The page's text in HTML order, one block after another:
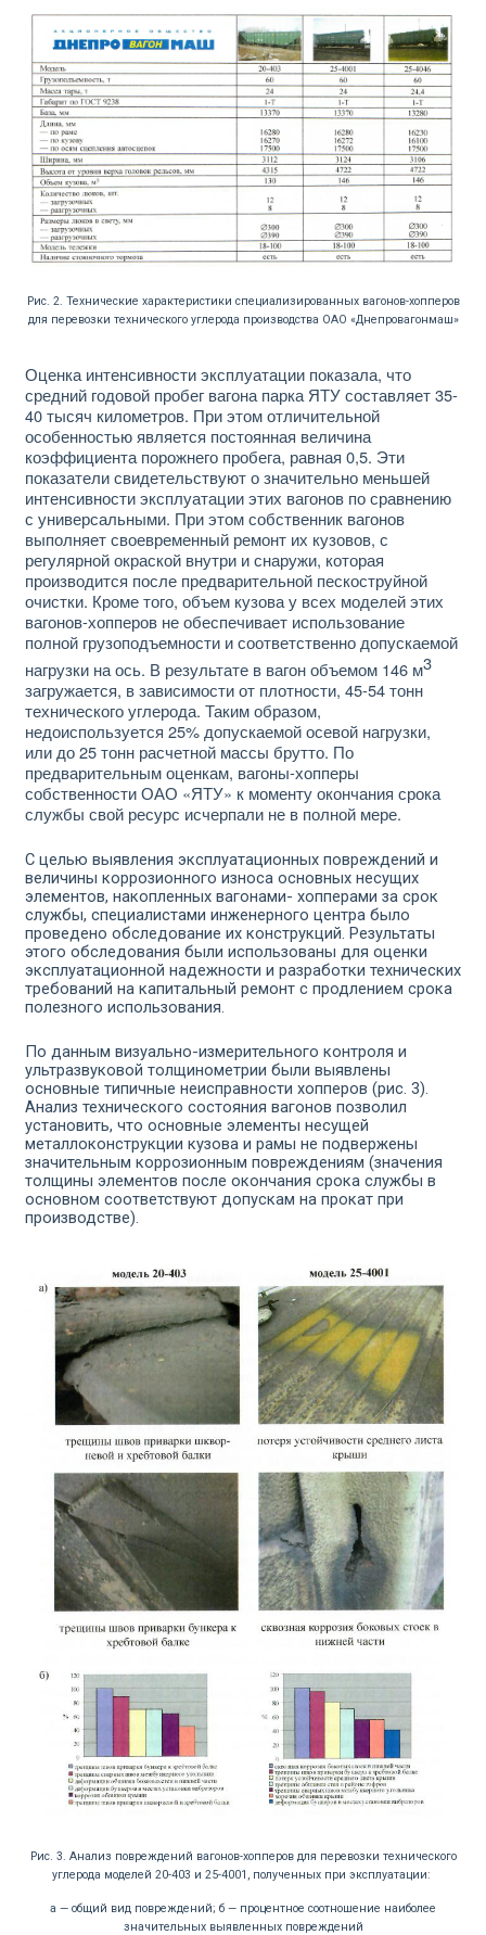
Рис. 2. Технические характеристики специализированных вагонов-хопперов
для перевозки технического углерода производства ОАО «Днепровагонмаш»
Оценка интенсивности эксплуатации показала, что
средний годовой пробег вагона парка ЯТУ составляет 35-
40 тысяч километров. При этом отличительной
особенностью является постоянная величина
коэффициента порожнего пробега, равная 0,5. Эти
показатели свидетельствуют о значительно меньшей
интенсивности эксплуатации этих вагонов по сравнению
с универсальными. При этом собственник вагонов
выполняет своевременный ремонт их кузовов, с
регулярной окраской внутри и снаружи, которая
производится после предваритель­ной пескоструйной
очистки. Кроме того, объем кузова у всех моделей этих
вагонов-хопперов не обеспечивает использова­ние
полной грузоподъемности и соответственно допускаемой
нагрузки на ось. В результате в вагон объемом 146 м3
загру­жается, в зависимости от плотности, 45-54 тонн
технического углерода. Таким образом,
недоиспользуется 25% допускаемой осевой нагрузки,
или до 25 тонн расчетной массы брутто. По
предварительным оценкам, вагоны-хопперы
собственности ОАО «ЯТУ» к моменту окончания срока
службы свой ресурс исчерпали не в полной мере.
С целью выявления эксплуатационных повреждений и
вели­чины коррозионного износа основных несущих
элементов, на­копленных вагонами- хопперами за срок
службы, специалиста­ми инженерного центра было
проведено обследование их конст­рукций. Результаты
этого обследования были использованы для оценки
эксплуатационной надежности и разработки технических
требований на капитальный ремонт с продлением срока
полезно­го использования.
По данным визуально-измерительного контроля и
ультразву­ковой толщинометрии были выявлены
основные типичные не­исправности хопперов (рис. 3).
Анализ технического состояния вагонов позволил
установить, что основные элементы несущей
металлоконструкции кузова и рамы не подвержены
значитель­ным коррозионным повреждениям (значения
толщины элементов после окончания срока службы в
основном соответствуют допус­кам на прокат при
производстве).
Рис. 3. Анализ повреждений вагонов-хопперов для перевозки технического
углерода моделей 20-403 и 25-4001, полученных при эксплуатации:
а — общий вид повреждений; б — процентное соотношение наиболее
значительных выявленных повреждений